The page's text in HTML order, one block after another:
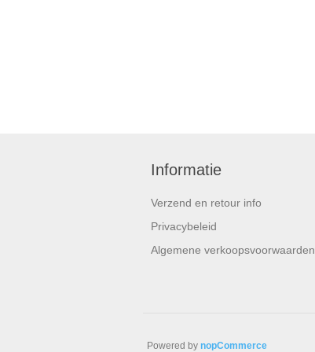
Informatie
Verzend en retour info
Privacybeleid
Algemene verkoopsvoorwaarden
Powered by nopCommerce